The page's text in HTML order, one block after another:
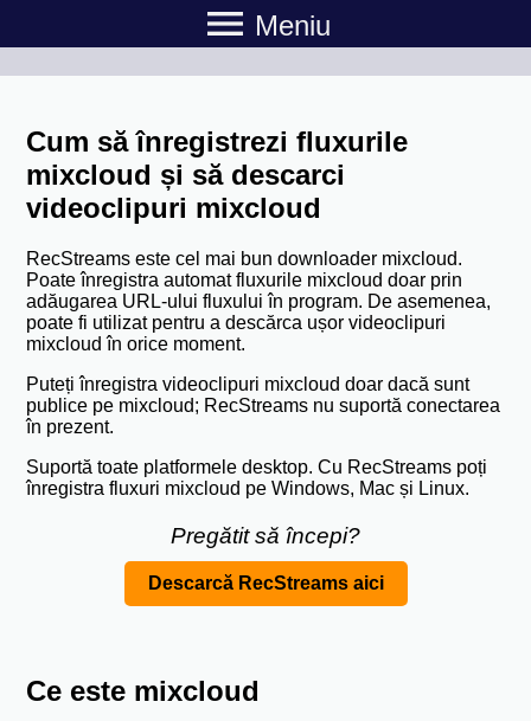
menu Meniu
Cum să înregistrezi fluxurile
mixcloud și să descarci
videoclipuri mixcloud
RecStreams este cel mai bun downloader mixcloud.
Poate înregistra automat fluxurile mixcloud doar prin
adăugarea URL-ului fluxului în program. De asemenea,
poate fi utilizat pentru a descărca ușor videoclipuri
mixcloud în orice moment.
Puteți înregistra videoclipuri mixcloud doar dacă sunt
publice pe mixcloud; RecStreams nu suportă conectarea
în prezent.
Suportă toate platformele desktop. Cu RecStreams poți
înregistra fluxuri mixcloud pe Windows, Mac și Linux.
Pregătit să începi?
Descarcă RecStreams aici
Ce este mixcloud